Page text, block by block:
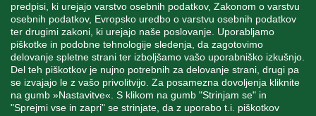
predpisi, ki urejajo varstvo osebnih podatkov, Zakonom o varstvu
osebnih podatkov, Evropsko uredbo o varstvu osebnih podatkov
ter drugimi zakoni, ki urejajo naše poslovanje. Uporabljamo
piškotke in podobne tehnologije sledenja, da zagotovimo
delovanje spletne strani ter izboljšamo vašo uporabniško izkušnjo.
Del teh piškotkov je nujno potrebnih za delovanje strani, drugi pa
se izvajajo le z vašo privolitvijo. Za posamezna dovoljenja kliknite
na gumb »Nastavitve«. S klikom na gumb "Strinjam se" in
"Sprejmi vse in zapri" se strinjate, da z uporabo t.i. piškotkov
INFORMACIJE
MOJ RAČUN
STORITEV ZA STRANKE